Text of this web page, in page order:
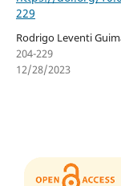
229
Rodrigo Leventi
204-229
12/28/2023